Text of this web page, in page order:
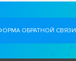
ОБРАТНОЙ СВЯЗИ